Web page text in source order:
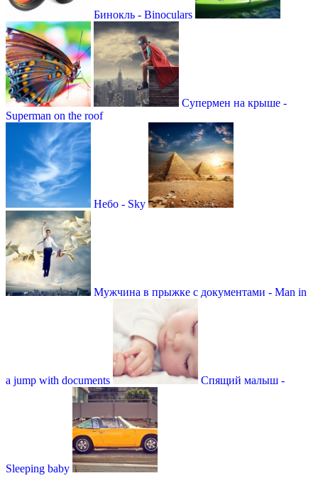
Бинокль - Binoculars
Супермен на крыше -
Superman on the roof
Небо - Sky
Мужчина в прыжке с документами - Man in
a jump with documents Спящий малыш -
Sleeping baby